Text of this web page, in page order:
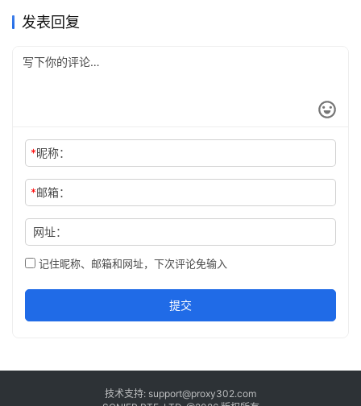
发表回复
*昵称：
*邮箱：
网址：
记住昵称、邮箱和网址，下次评论免输入
提交
技术支持: support@proxy302.com